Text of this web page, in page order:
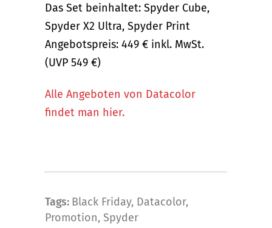
Das Set beinhaltet: Spyder Cube,
Spyder X2 Ultra, Spyder Print
Angebotspreis: 449 € inkl. MwSt.
(UVP 549 €)
Alle Angeboten von Datacolor
findet man hier.
Tags: Black Friday, Datacolor,
Promotion, Spyder